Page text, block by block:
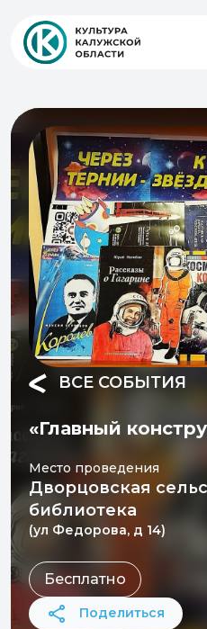
ВСЕ СОБЫТИЯ
«Главный
Место проведения
Дворцовская
библиотека
(ул Федорова, д 14)
Бесплатно
Поделиться